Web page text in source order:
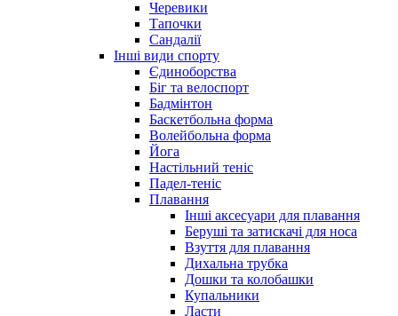
Черевики
Тапочки
Сандалії
Інші види спорту
Єдиноборства
Біг та велоспорт
Бадмінтон
Баскетбольна форма
Волейбольна форма
Йога
Настільний теніс
Падел-теніс
Плавання
Інші аксесуари для плавання
Беруші та затискачі для носа
Взуття для плавання
Дихальна трубка
Дошки та колобашки
Купальники
Ласти